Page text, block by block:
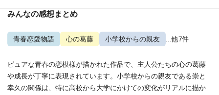
みんなの感想まとめ
青春恋愛物語 心の葛藤 小学校からの親友 ...他7件
ピュアな青春の恋模様が描かれた作品で、主人公たちの心の葛藤
や成長が丁寧に表現されています。小学校からの親友である崇と
幸久の関係は、特に高校から大学にかけての変化がリアルに描か